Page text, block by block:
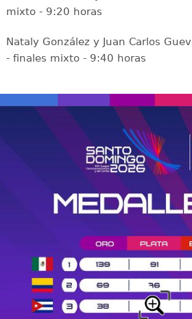
mixto - 9:20 horas
Nataly González y Juan Carlos
- finales mixto - 9:40 horas